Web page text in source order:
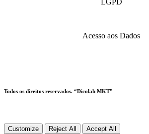
LGPD
Acesso aos Dados
Todos os direitos reservados. “Dicolah MKT”
Customize Reject All Accept All